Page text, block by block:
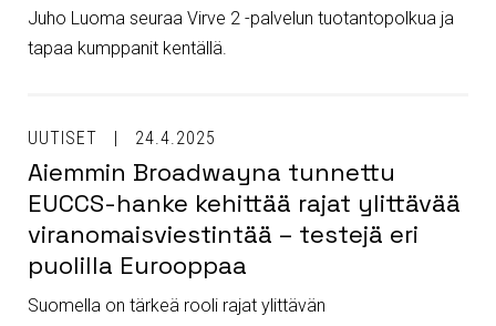
Juho Luoma seuraa Virve 2 -palvelun tuotantopolkua ja
tapaa kumppanit kentällä.
UUTISET 24.4.2025
Aiemmin Broadwayna tunnettu
EUCCS-hanke kehittää rajat ylittävää
viranomaisviestintää – testejä eri
puolilla Eurooppaa
Suomella on tärkeä rooli rajat ylittävän